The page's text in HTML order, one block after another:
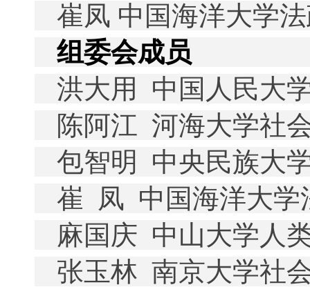
崔凤 中国海洋大学
组委会成员
洪大用
中国人民大
陈阿江 河海大学社
包智明
中央民族大
崔
凤 中国海洋大
麻国庆 中山大学人
张玉林 南京大学社